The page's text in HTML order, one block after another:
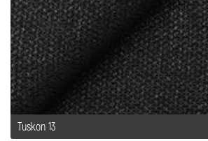
Tuskon 13